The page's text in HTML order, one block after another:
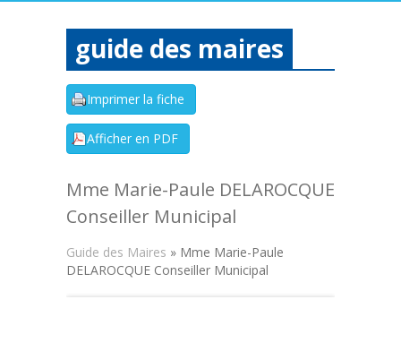
guide des maires
Mme Marie-Paule DELAROCQUE
Conseiller Municipal
Guide des Maires » Mme Marie-Paule
DELAROCQUE Conseiller Municipal